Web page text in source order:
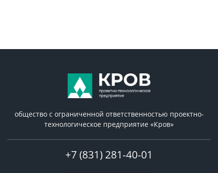
общество с ограниченной ответственностью проектно-
технологическое предприятие «Кров»
+7 (831) 281-40-01